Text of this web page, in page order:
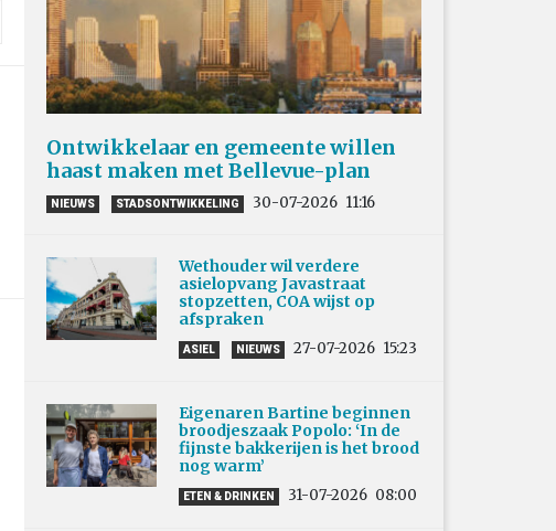
Ontwikkelaar en gemeente willen
haast maken met Bellevue-plan
NIEUWS STADSONTWIKKELING 30-07-2026 11:16
Wethouder wil verdere
asielopvang Javastraat
stopzetten, COA wijst op
afspraken
ASIEL NIEUWS 27-07-2026 15:23
Eigenaren Bartine beginnen
broodjeszaak Popolo: ‘In de
fijnste bakkerijen is het brood
nog warm’
ETEN & DRINKEN 31-07-2026 08:00